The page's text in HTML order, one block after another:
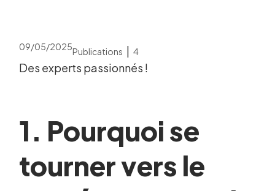
09/05/2025Publications |4
Des experts passionnés !
1. Pourquoi se
tourner vers le